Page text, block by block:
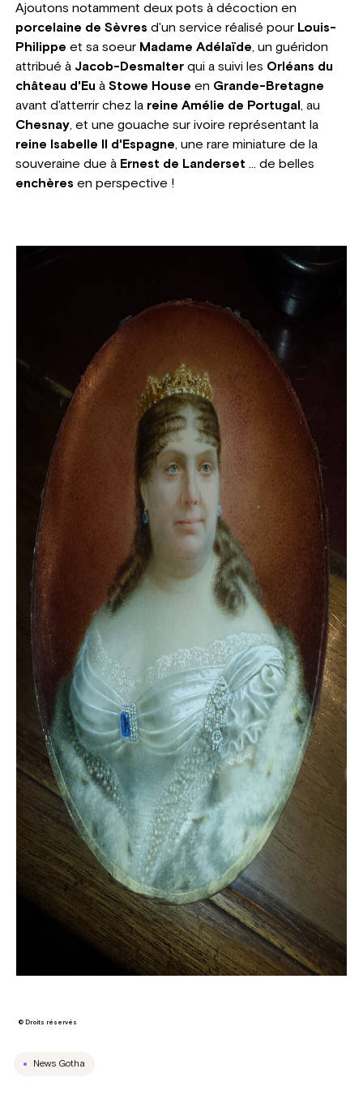
Ajoutons notamment deux pots à décoction en
porcelaine de Sèvres d'un service réalisé pour Louis-
Philippe et sa soeur Madame Adélaïde, un guéridon
attribué à Jacob-Desmalterqui a suivi les Orléans du
château d'Eu à Stowe House en Grande-Bretagne
avant d'atterrir chez la reine Amélie de Portugal , au
Chesnay, et une gouache sur ivoire représentant la
reine Isabelle II d'Espagne, une rare miniature de la
souveraine due à Ernest de Landerset ... de belles
enchères en perspective !
© Droits réservés
News Gotha